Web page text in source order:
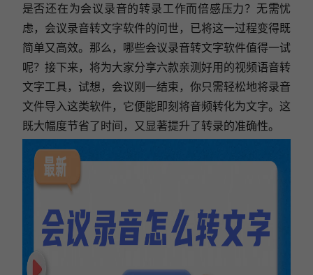
是否还在为会议录音的转录工作而倍感压力？无需忧
虑，会议录音转文字软件的问世，已将这一过程变得既
简单又高效。那么，哪些会议录音转文字软件值得一试
呢？接下来，将为大家分享六款亲测好用的视频语音转
文字工具，试想，会议刚一结束，你只需轻松地将录音
文件导入这类软件，它便能即刻将音频转化为文字。这
既大幅度节省了时间，又显著提升了转录的准确性。